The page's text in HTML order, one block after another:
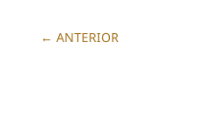
← ANTERIOR